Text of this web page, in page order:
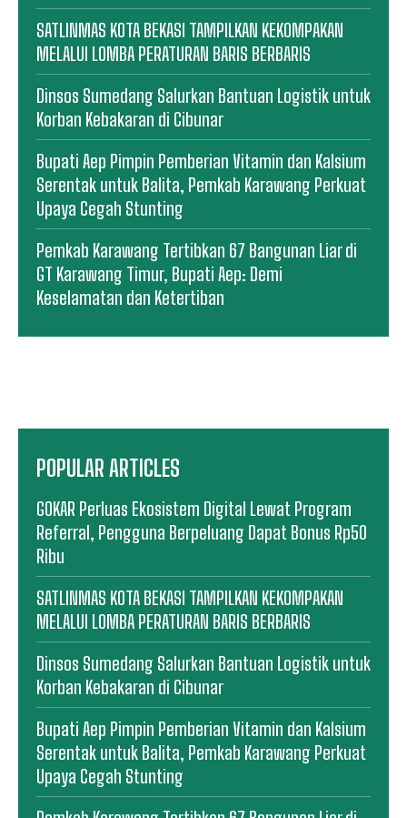
SATLINMAS KOTA BEKASI TAMPILKAN KEKOMPAKAN
MELALUI LOMBA PERATURAN BARIS BERBARIS
Dinsos Sumedang Salurkan Bantuan Logistik untuk
Korban Kebakaran di Cibunar
Bupati Aep Pimpin Pemberian Vitamin dan Kalsium
Serentak untuk Balita, Pemkab Karawang Perkuat
Upaya Cegah Stunting
Pemkab Karawang Tertibkan 67 Bangunan Liar di
GT Karawang Timur, Bupati Aep: Demi
Keselamatan dan Ketertiban
POPULAR ARTICLES
GOKAR Perluas Ekosistem Digital Lewat Program
Referral, Pengguna Berpeluang Dapat Bonus Rp50
Ribu
SATLINMAS KOTA BEKASI TAMPILKAN KEKOMPAKAN
MELALUI LOMBA PERATURAN BARIS BERBARIS
Dinsos Sumedang Salurkan Bantuan Logistik untuk
Korban Kebakaran di Cibunar
Bupati Aep Pimpin Pemberian Vitamin dan Kalsium
Serentak untuk Balita, Pemkab Karawang Perkuat
Upaya Cegah Stunting